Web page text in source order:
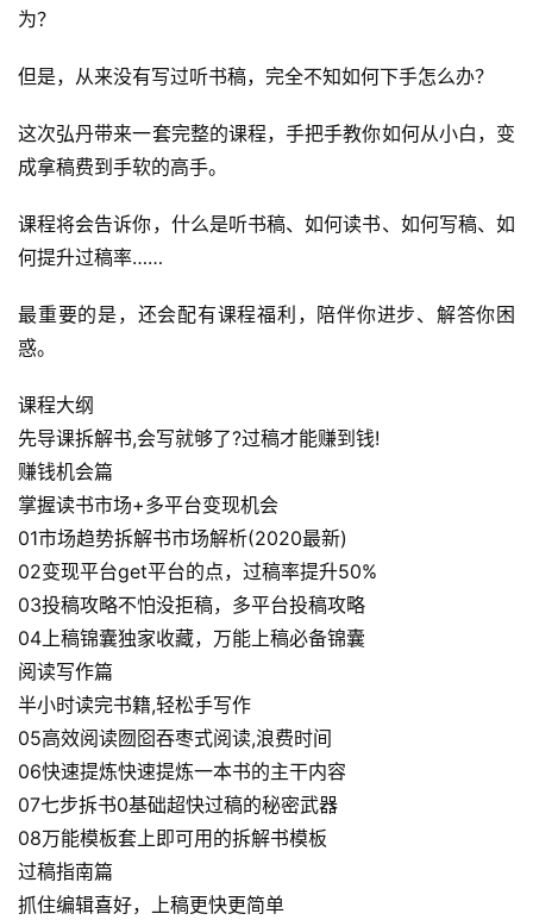
首
页
行
业
讯
开
眼
案
例
避
坑
指
南
登录
为？
但是，从来没有写过听书稿，完全不知如何下手怎么办？
这次弘丹带来一套完整的课程，手把手教你如何从小白，变
成拿稿费到手软的高手。
课程将会告诉你，什么是听书稿、如何读书、如何写稿、如
何提升过稿率……
最重要的是，还会配有课程福利，陪伴你进步、解答你困
惑。
课程大纲
先导课拆解书,会写就够了?过稿才能赚到钱!
赚钱机会篇
掌握读书市场+多平台变现机会
01市场趋势拆解书市场解析(2020最新)
02变现平台get平台的点，过稿率提升50%
03投稿攻略不怕没拒稿，多平台投稿攻略
04上稿锦囊独家收藏，万能上稿必备锦囊
阅读写作篇
半小时读完书籍,轻松手写作
05高效阅读囫囵吞枣式阅读,浪费时间
06快速提炼快速提炼一本书的主干内容
07七步拆书0基础超快过稿的秘密武器
08万能模板套上即可用的拆解书模板
过稿指南篇
抓住编辑喜好，上稿更快更简单